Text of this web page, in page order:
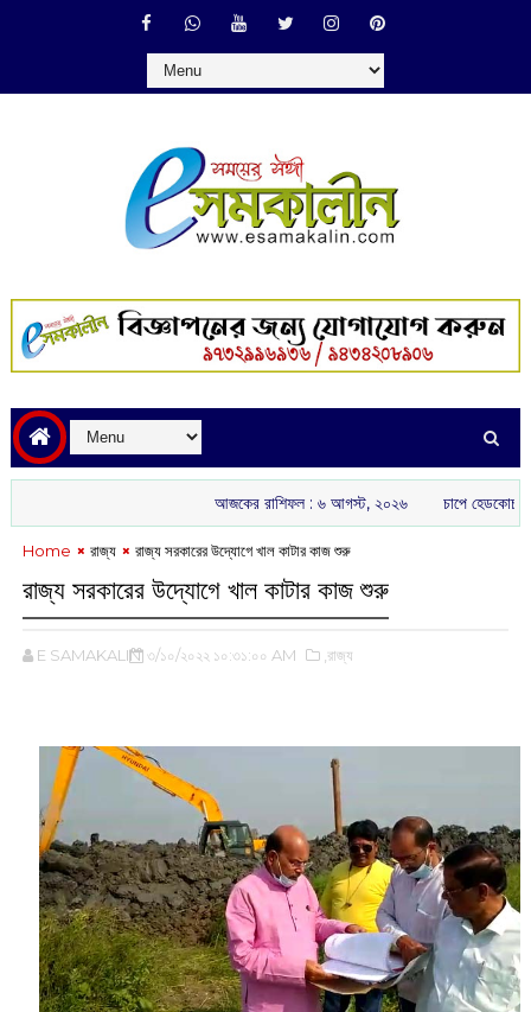
আজকের রাশিফল :‌ ‌‌৬ আগস্ট, ২০২৬ চাপে হেডকোচ গৌতম
Home রাজ্য রাজ্য সরকারের উদ্যোগে খাল কাটার কাজ শুরু
রাজ্য সরকারের উদ্যোগে খাল কাটার কাজ শুরু
E SAMAKALIN ৩/১০/২০২২ ১০:৩১:০০ AM ,রাজ্য